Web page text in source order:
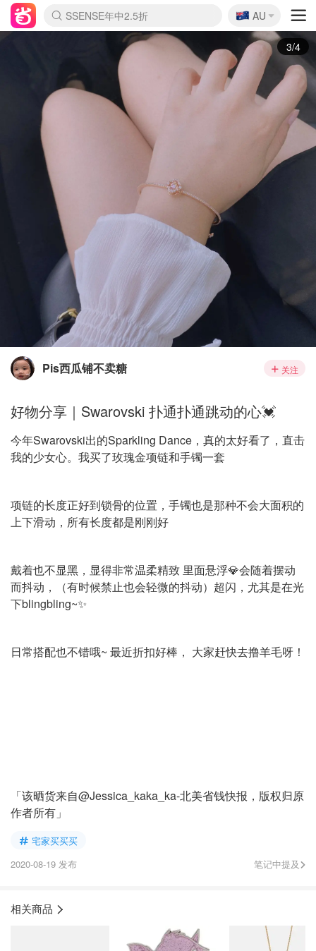
lululemon折扣上新
Sasa美妆护肤3.5折
SSENSE年中2.5折
FreshBeauty好价汇总
Cettire降价+叠9折
WWS Coles超市实拍
viagogo二手票捡漏
Myer折扣汇总
The Outnet奢牌1折起
David Jones 3折起
Flannels大牌1折
Perfumes Club护肤1折
AMIRO面罩$251
Amazon折扣汇总
eToro入金$200送$50
Amazon数码好物
ICONIC本周7.5折
ThedoubleF高奢地板价
Moose Knuckles 6折
EUFY摄像头$98
Selenichast首饰2折
Trip机票酒店促销
YSL送5件彩妆礼
Amazon家居好物
Amazon美妆护肤
过敏原检测盒$33
科颜氏高保湿面霜$29
SEALIFE海洋馆门票6折
丝塔芙大白罐$16
订阅Newsletter送香薰
Cult Beauty 6.8折
Harrods圣诞日历$525
LN-CC奢牌私促3折
d'Alba空姐喷雾$16
EVE LOM套装£56
Bernardelli独家4折
Adore Beauty 6折起
Mytheresa奢品2.7折
Luxury Escapes 9折
Currentbody美容仪$881
MOON Garden Live
Roborock扫地机$649
Tingo Life水杯$24
Valentino官网5折
CR洗护套装$23
修丽可4件套$159
GANNI官网4.5折
Stylevana韩妆4折
Tessabit高奢8.5折
OGX洗发水$11
Amazon阿德莱德次日达
卡诗8.5折+赠礼
Philips Hue灯具8折
La Mer送8件礼值$529
🇦🇺
AU
4/4
Pis西瓜铺不卖糖 关注
好物分享｜Swarovski 扑通扑通跳动的心💓
今年Swarovski出的Sparkling Dance，真的太好看了，直击
我的少女心。我买了玫瑰金项链和手镯一套
项链的长度正好到锁骨的位置，手镯也是那种不会大面积的
上下滑动，所有长度都是刚刚好
戴着也不显黑，显得非常温柔精致 里面悬浮💎会随着摆动
而抖动，（有时候禁止也会轻微的抖动）超闪，尤其是在光
下blingbling~✨
日常搭配也不错哦~ 最近折扣好棒， 大家赶快去撸羊毛呀！
「该晒货来自@Jessica_kaka_ka-北美省钱快报，版权归原
作者所有」
宅家买买买
2020-08-19 发布
笔记中提及
相关商品